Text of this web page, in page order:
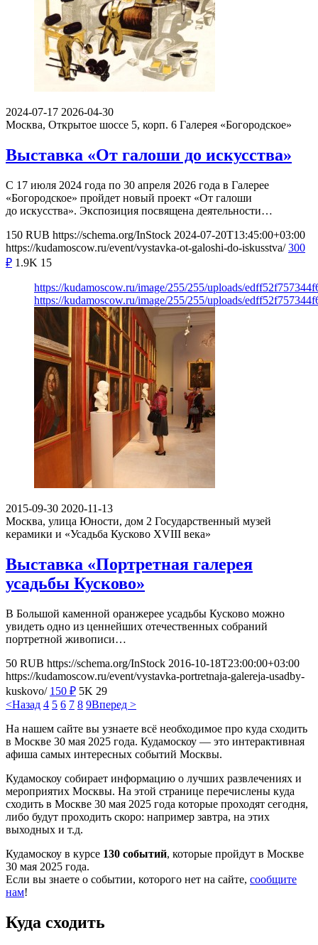
2024-07-17 2026-04-30
Москва, Открытое шоссе 5, корп. 6 Галерея «Богородское»
Выставка «От галоши до искусства»
С 17 июля 2024 года по 30 апреля 2026 года в Галерее
«Богородское» пройдет новый проект «От галоши
до искусства». Экспозиция посвящена деятельности…
150 RUB https://schema.org/InStock 2024-07-20T13:45:00+03:00
https://kudamoscow.ru/event/vystavka-ot-galoshi-do-iskusstva/ 300
₽ 1.9K 15
https://kudamoscow.ru/image/255/255/uploads/
https://kudamoscow.ru/image/255/255/uploads/
2015-09-30 2020-11-13
Москва, улица Юности, дом 2 Государственный музей
керамики и «Усадьба Кусково XVIII века»
Выставка «Портретная галерея
усадьбы Кусково»
В Большой каменной оранжерее усадьбы Кусково можно
увидеть одно из ценнейших отечественных собраний
портретной живописи…
50 RUB https://schema.org/InStock 2016-10-18T23:00:00+03:00
https://kudamoscow.ru/event/vystavka-portretnaja-galereja-usadby-
kuskovo/ 150 ₽ 5K 29
<Назад 4 5 6 7 8 9Вперед >
На нашем сайте вы узнаете всё необходимое про куда сходить
в Москве 30 мая 2025 года. Кудамоскоу — это интерактивная
афиша самых интересных событий Москвы.
Кудамоскоу собирает информацию о лучших развлечениях и
мероприятих Москвы. На этой странице перечислены куда
сходить в Москве 30 мая 2025 года которые проходят сегодня,
либо будут проходить скоро: например завтра, на этих
выходных и т.д.
Кудамоскоу в курсе 130 событий, которые пройдут в Москве
30 мая 2025 года.
Если вы знаете о событии, которого нет на сайте, сообщите
нам!
Куда сходить